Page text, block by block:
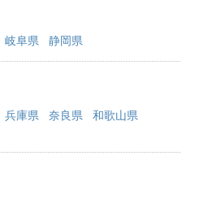
岐阜県 静岡県
兵庫県 奈良県
和歌山県